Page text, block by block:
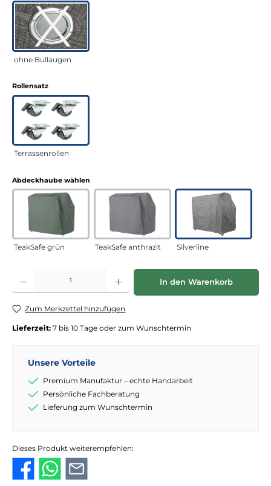
ohne Bullaugen
Rollensatzauswählen
Terrassenrollen
Abdeckhaube wählen
TeakSafe grün TeakSafe anthrazit Silverline
Produkt Anzahl: Gib den gewünschten Wert ein oder benutze die
In den Warenkorb
Zum Merkzettel hinzufügen
Lieferzeit: 7 bis 10 Tage oder zum Wunschtermin
Unsere Vorteile
Premium Manufaktur – echte Handarbeit
Persönliche Fachberatung
Lieferung zum Wunschtermin
Dieses Produkt weiterempfehlen: